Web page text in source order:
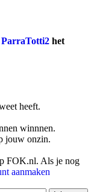
ParraTotti2 het
heeft.
winnnen.
jouw onzin.
FOK.nl. Als je nog
aanmaken